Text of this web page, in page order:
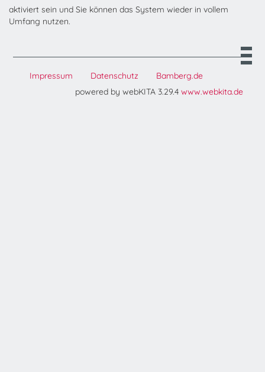
aktiviert sein und Sie können das System wieder in vollem
Umfang nutzen.
Impressum Datenschutz
Bamberg.de
powered by webKITA 3.29.4 www.webkita.de